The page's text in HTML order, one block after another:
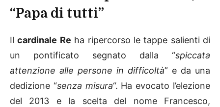
“Papa di tutti”
Ilcardinale Re ha ripercorso le tappe salienti di
un pontificato segnato dalla “spiccata
attenzione alle persone in difficoltà” e da una
dedizione “senza misura“. Ha evocato l’elezione
del 2013 e la scelta del nome Francesco,